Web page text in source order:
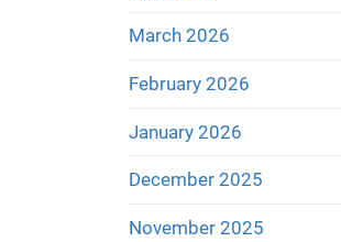
March 2026
February 2026
January 2026
December 2025
November 2025